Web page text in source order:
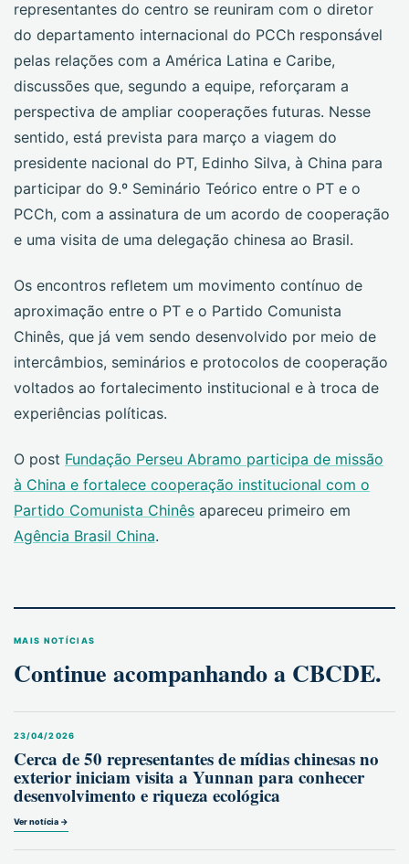
representantes do centro se reuniram com o diretor
do departamento internacional do PCCh responsável
pelas relações com a América Latina e Caribe,
discussões que, segundo a equipe, reforçaram a
perspectiva de ampliar cooperações futuras. Nesse
sentido, está prevista para março a viagem do
presidente nacional do PT, Edinho Silva, à China para
participar do 9.º Seminário Teórico entre o PT e o
PCCh, com a assinatura de um acordo de cooperação
e uma visita de uma delegação chinesa ao Brasil.
Os encontros refletem um movimento contínuo de
aproximação entre o PT e o Partido Comunista
Chinês, que já vem sendo desenvolvido por meio de
intercâmbios, seminários e protocolos de cooperação
voltados ao fortalecimento institucional e à troca de
experiências políticas.
O post Fundação Perseu Abramo participa de missão
à China e fortalece cooperação institucional com o
Partido Comunista Chinês apareceu primeiro em
Agência Brasil China.
MAIS NOTÍCIAS
Continue acompanhando a CBCDE.
23/04/2026
Cerca de 50 representantes de mídias chinesas no
exterior iniciam visita a Yunnan para conhecer
desenvolvimento e riqueza ecológica
Ver notícia →